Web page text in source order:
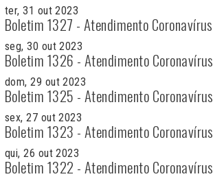
ter, 31 out 2023
Boletim 1327 - Atendimento Coronavírus
seg, 30 out 2023
Boletim 1326 - Atendimento Coronavírus
dom, 29 out 2023
Boletim 1325 - Atendimento Coronavírus
sex, 27 out 2023
Boletim 1323 - Atendimento Coronavírus
qui, 26 out 2023
Boletim 1322 - Atendimento Coronavírus